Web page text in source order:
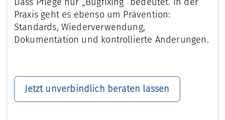
Praxis geht es ebenso um Prävention:
Standards, Wiederverwendung,
Dokumentation und kontrollierte Änderungen.
Jetzt unverbindlich beraten lassen